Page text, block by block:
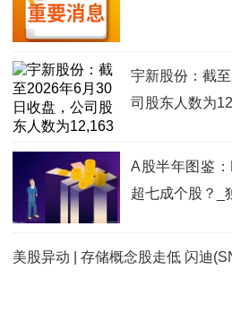
宇新股份：截
司股东人数为
A股半年图鉴
超七成个股？_
美股异动 | 存储概念股走低 闪迪